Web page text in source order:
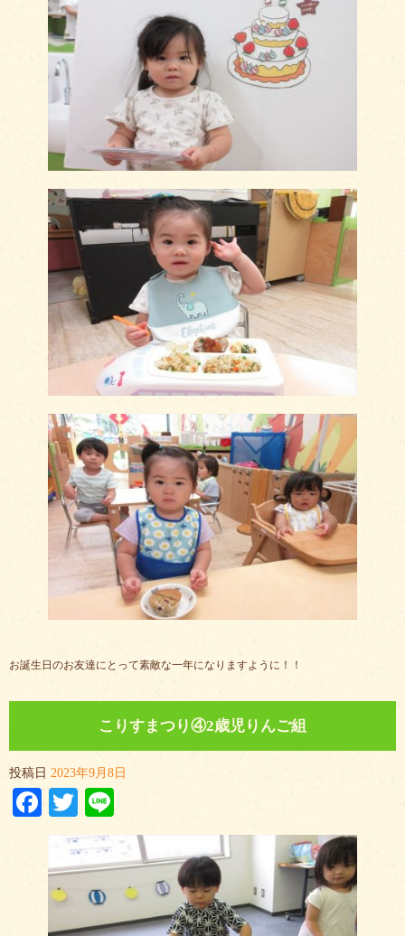
お誕生日のお友達にとって素敵な一年になりますように！！
こりすまつり④2歳児りんご組
投稿日 2023年9月8日
Facebook
Twitter